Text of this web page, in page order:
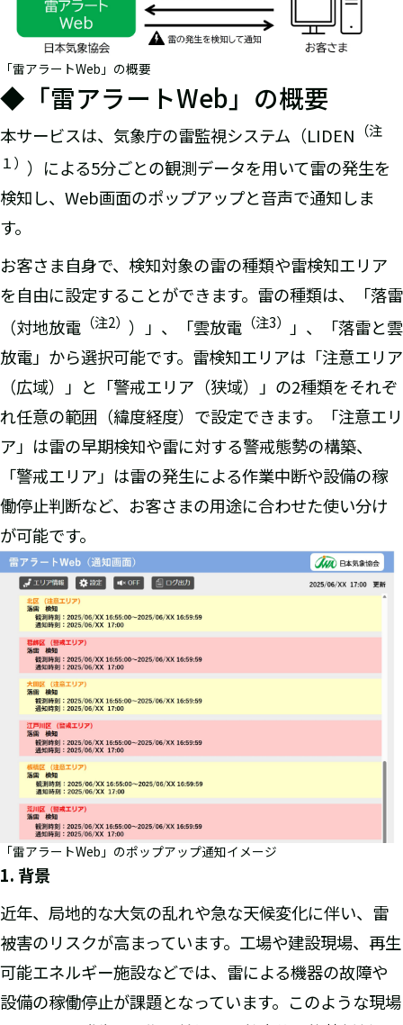
「雷アラートWeb」の概要
◆「雷アラートWeb」の概要
本サービスは、気象庁の雷監視システム（LIDEN （注
１） ）による5分ごとの観測データを用いて雷の発生を
検知し、Web画面のポップアップと音声で通知しま
す。
お客さま自身で、検知対象の雷の種類や雷検知エリア
を自由に設定することができます。雷の種類は、「落雷
（対地放電 （注2） ）」、「雲放電 （注3）
」、「落雷と雲
放電」から選択可能です。雷検知エリアは「注意エリア
（広域）」と「警戒エリア（狭域）」の2種類をそれぞ
れ任意の範囲（緯度経度）で設定できます。「注意エリ
ア」は雷の早期検知や雷に対する警戒態勢の構築、
「警戒エリア」は雷の発生による作業中断や設備の稼
働停止判断など、お客さまの用途に合わせた使い分け
が可能です。
「雷アラートWeb」のポップアップ通知イメージ
1. 背景
近年、局地的な大気の乱れや急な天候変化に伴い、雷
被害のリスクが高まっています。工場や建設現場、再生
可能エネルギー施設などでは、雷による機器の故障や
設備の稼働停止が課題となっています。このような現場